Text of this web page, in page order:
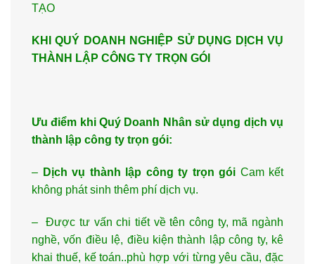
TẠO
KHI QUÝ DOANH NGHIỆP SỬ DỤNG DỊCH VỤ
THÀNH LẬP CÔNG TY TRỌN GÓI
Ưu điểm khi Quý Doanh Nhân sử dụng dịch vụ
thành lập công ty trọn gói:
– Dịch vụ thành lập công ty trọn gói Cam kết
không phát sinh thêm phí dịch vụ.
– Được tư vấn chi tiết về tên công ty, mã ngành
nghề, vốn điều lệ, điều kiện thành lập công ty, kê
khai thuế, kế toán..phù hợp với từng yêu cầu, đặc